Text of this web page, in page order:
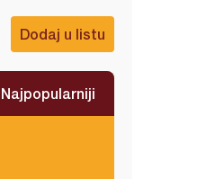
Dodaj u listu
Najpopularniji